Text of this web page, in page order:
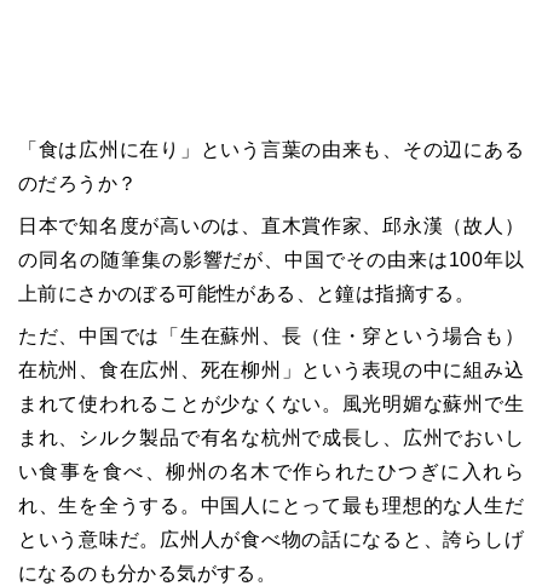
「食は広州に在り」という言葉の由来も、その辺にある
のだろうか？
日本で知名度が高いのは、直木賞作家、邱永漢（故人）
の同名の随筆集の影響だが、中国でその由来は100年以
上前にさかのぼる可能性がある、と鐘は指摘する。
ただ、中国では「生在蘇州、長（住・穿という場合も）
在杭州、食在広州、死在柳州」という表現の中に組み込
まれて使われることが少なくない。風光明媚な蘇州で生
まれ、シルク製品で有名な杭州で成長し、広州でおいし
い食事を食べ、柳州の名木で作られたひつぎに入れら
れ、生を全うする。中国人にとって最も理想的な人生だ
という意味だ。広州人が食べ物の話になると、誇らしげ
になるのも分かる気がする。